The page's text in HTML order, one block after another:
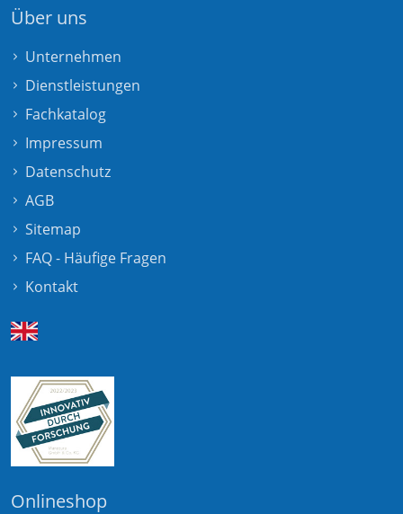
Über uns
Unternehmen
Dienstleistungen
Fachkatalog
Impressum
Datenschutz
AGB
Sitemap
FAQ - Häufige Fragen
Kontakt
Onlineshop